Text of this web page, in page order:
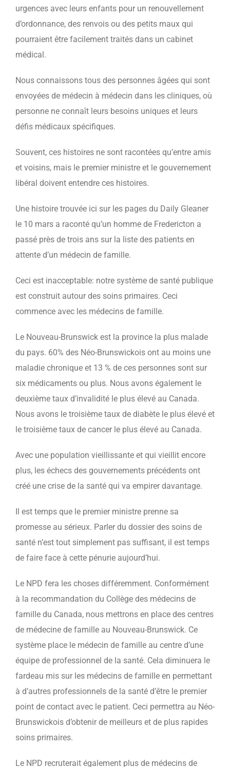
urgences avec leurs enfants pour un renouvellement
d’ordonnance, des renvois ou des petits maux qui
pourraient être facilement traités dans un cabinet
médical.
Nous connaissons tous des personnes âgées qui sont
envoyées de médecin à médecin dans les cliniques, où
personne ne connaît leurs besoins uniques et leurs
défis médicaux spécifiques.
Souvent, ces histoires ne sont racontées qu’entre amis
et voisins, mais le premier ministre et le gouvernement
libéral doivent entendre ces histoires.
Une histoire trouvée ici sur les pages du Daily Gleaner
le 10 mars a raconté qu’un homme de Fredericton a
passé près de trois ans sur la liste des patients en
attente d’un médecin de famille.
Ceci est inacceptable: notre système de santé publique
est construit autour des soins primaires. Ceci
commence avec les médecins de famille.
Le Nouveau-Brunswick est la province la plus malade
du pays. 60% des Néo-Brunswickois ont au moins une
maladie chronique et 13 % de ces personnes sont sur
six médicaments ou plus. Nous avons également le
deuxième taux d’invalidité le plus élevé au Canada.
Nous avons le troisième taux de diabète le plus élevé et
le troisième taux de cancer le plus élevé au Canada.
Avec une population vieillissante et qui vieillit encore
plus, les échecs des gouvernements précédents ont
créé une crise de la santé qui va empirer davantage.
Il est temps que le premier ministre prenne sa
promesse au sérieux. Parler du dossier des soins de
santé n’est tout simplement pas suffisant, il est temps
de faire face à cette pénurie aujourd’hui.
Le NPD fera les choses différemment. Conformément
à la recommandation du Collège des médecins de
famille du Canada, nous mettrons en place des centres
de médecine de famille au Nouveau-Brunswick. Ce
système place le médecin de famille au centre d’une
équipe de professionnel de la santé. Cela diminuera le
fardeau mis sur les médecins de famille en permettant
à d’autres professionnels de la santé d’être le premier
point de contact avec le patient. Ceci permettra au Néo-
Brunswickois d’obtenir de meilleurs et de plus rapides
soins primaires.
Le NPD recruterait également plus de médecins de